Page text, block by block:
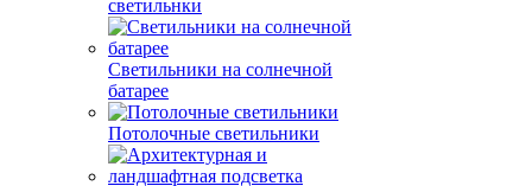
светильнки
Светильники на солнечной
батарее
Потолочные светильники